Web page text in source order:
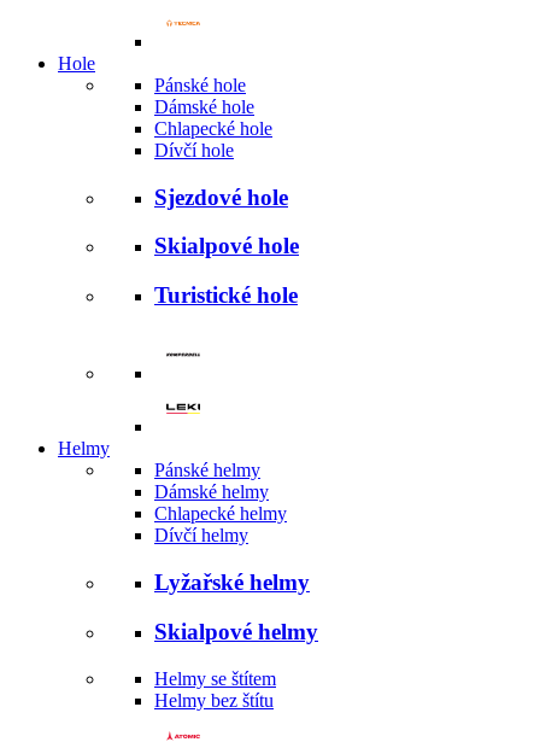
Hole
Pánské hole
Dámské hole
Chlapecké hole
Dívčí hole
Sjezdové hole
Skialpové hole
Turistické hole
Helmy
Pánské helmy
Dámské helmy
Chlapecké helmy
Dívčí helmy
Lyžařské helmy
Skialpové helmy
Helmy se štítem
Helmy bez štítu